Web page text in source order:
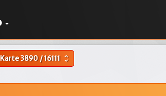
Karte3890/16111 unfold_more